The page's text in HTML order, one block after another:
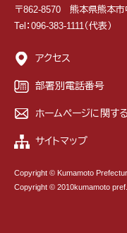
〒862-8570 熊本県熊本市
Tel：096-383-1111（代表）
アクセス
部署別電話番号
ホームページに関す
サイトマップ
Copyright © Kumamoto
Copyright © 2010kumamoto